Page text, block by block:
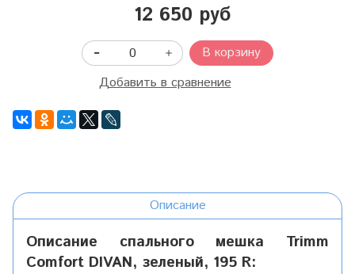
12 650 руб
В корзину
Добавить в сравнение
Описание
Описание спального мешка Trimm
Comfort DIVAN, зеленый, 195 R: